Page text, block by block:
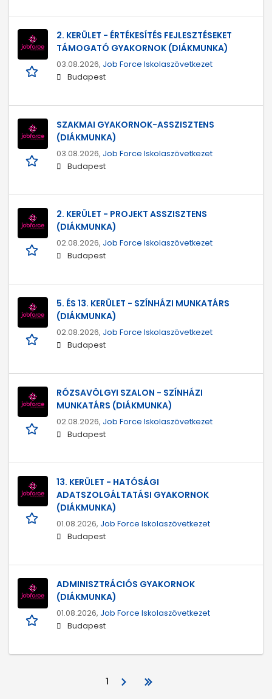
2. KERÜLET - ÉRTÉKESÍTÉS FEJLESZTÉSEKET
TÁMOGATÓ GYAKORNOK (DIÁKMUNKA)
03.08.2026, Job Force Iskolaszövetkezet
Budapest
SZAKMAI GYAKORNOK-ASSZISZTENS
(DIÁKMUNKA)
03.08.2026, Job Force Iskolaszövetkezet
Budapest
2. KERÜLET - PROJEKT ASSZISZTENS
(DIÁKMUNKA)
02.08.2026, Job Force Iskolaszövetkezet
Budapest
5. ÉS 13. KERÜLET - SZÍNHÁZI MUNKATÁRS
(DIÁKMUNKA)
02.08.2026, Job Force Iskolaszövetkezet
Budapest
RÓZSAVÖLGYI SZALON - SZÍNHÁZI
MUNKATÁRS (DIÁKMUNKA)
02.08.2026, Job Force Iskolaszövetkezet
Budapest
13. KERÜLET - HATÓSÁGI
ADATSZOLGÁLTATÁSI GYAKORNOK
(DIÁKMUNKA)
01.08.2026, Job Force Iskolaszövetkezet
Budapest
ADMINISZTRÁCIÓS GYAKORNOK
(DIÁKMUNKA)
01.08.2026, Job Force Iskolaszövetkezet
Budapest
1